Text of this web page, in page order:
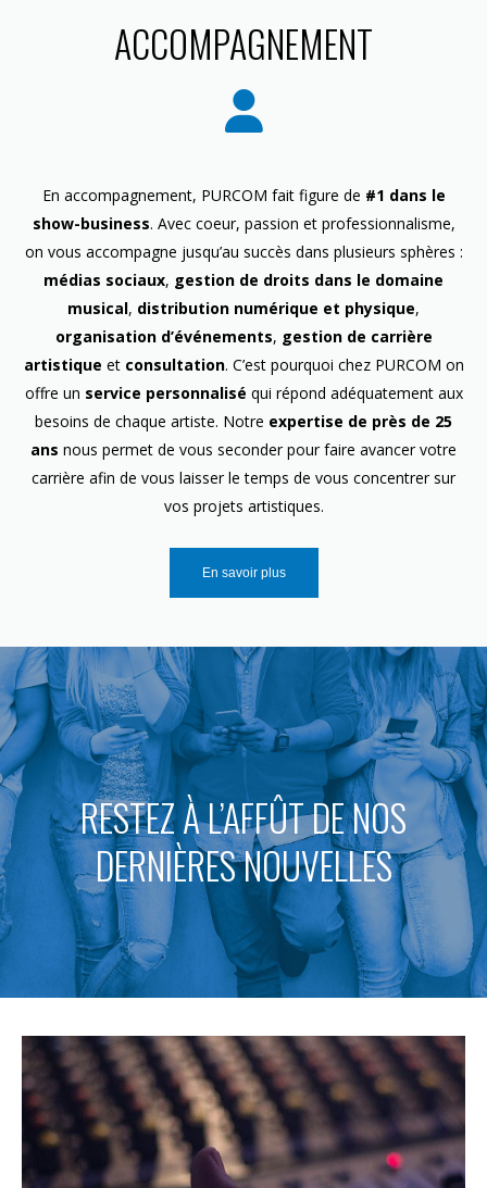
ACCOMPAGNEMENT
En accompagnement, PURCOM fait figure de #1 dans le
show-business. Avec coeur, passion et professionnalisme,
on vous accompagne jusqu’au succès dans plusieurs sphères :
médias sociaux, gestion de droits dans le domaine
musical, distribution numérique et physique,
organisation d’événements, gestion de carrière
artistique etconsultation. C’est pourquoi chez PURCOM on
offre un service personnalisé qui répond adéquatement aux
besoins de chaque artiste. Notre expertise de près de 25
ans nous permet de vous seconder pour faire avancer votre
carrière afin de vous laisser le temps de vous concentrer sur
vos projets artistiques.
En savoir plus
RESTEZ À L’AFFÛT DE NOS
DERNIÈRES NOUVELLES